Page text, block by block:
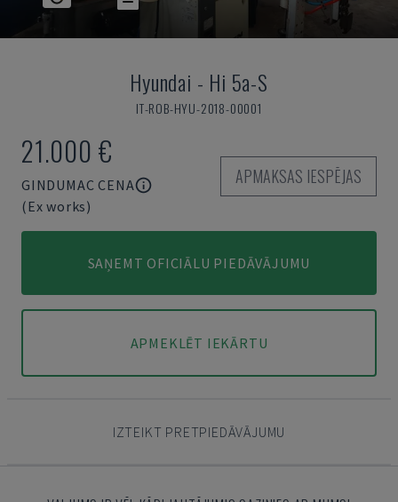
Hyundai - Hi 5a-S
IT-ROB-HYU-2018-00001
21.000 €
GINDUMAC CENA
(Ex works)
APMAKSAS IESPĒJAS
SAŅEMT OFICIĀLU PIEDĀVĀJUMU
APMEKLĒT IEKĀRTU
IZTEIKT PRETPIEDĀVĀJUMU